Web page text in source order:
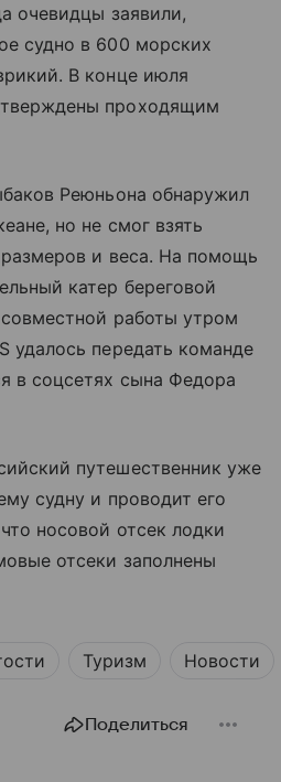
очевидцы заявили,
судно в 600 морских
В конце июля
проходящим
Реюньона обнаружил
но не смог взять
и веса. На помощь
катер береговой
работы утром
удалось передать команде
в соцсетях сына Федора
путешественник уже
судну и проводит его
носовой отсек лодки
отсеки заполнены
Туризм Новости
Поделиться